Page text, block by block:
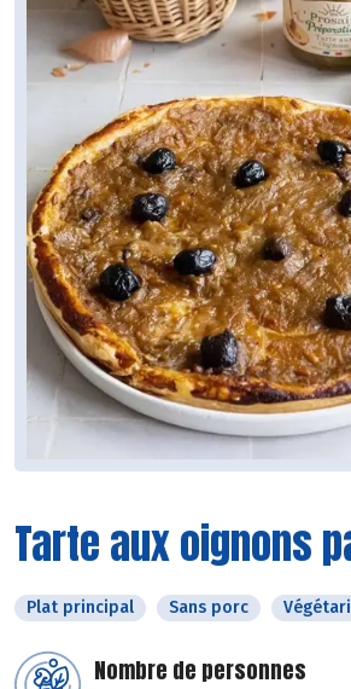
Tarte aux oignons
Plat principal Sans porc
Nombre de personnes